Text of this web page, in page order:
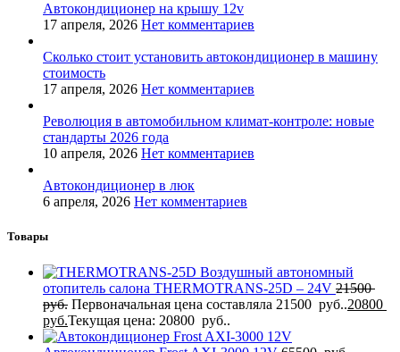
Автокондиционер на крышу 12v
17 апреля, 2026 Нет комментариев
Сколько стоит установить автокондиционер в машину
стоимость
17 апреля, 2026 Нет комментариев
Революция в автомобильном климат-контроле: новые
стандарты 2026 года
10 апреля, 2026 Нет комментариев
Автокондиционер в люк
6 апреля, 2026 Нет комментариев
Товары
Воздушный автономный
отопитель салона THERMOTRANS-25D – 24V 21500
руб. Первоначальная цена составляла 21500 руб..20800
руб.Текущая цена: 20800 руб..